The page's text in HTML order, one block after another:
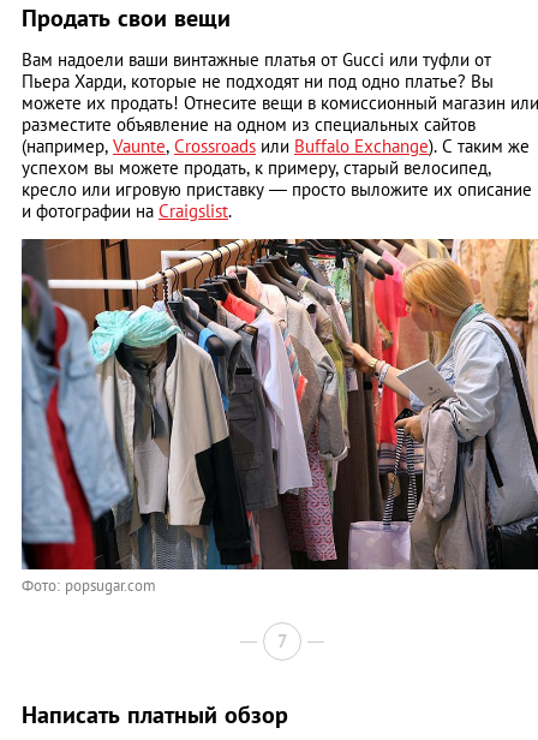
Продать свои вещи
Вам надоели ваши винтажные платья от Gucci или туфли от
Пьера Харди, которые не подходят ни под одно платье? Вы
можете их продать! Отнесите вещи в комиссионный магазин или
разместите объявление на одном из специальных сайтов
(например, Vaunte, Crossroads или Buffalo Exchange). С таким же
успехом вы можете продать, к примеру, старый велосипед,
кресло или игровую приставку — просто выложите их описание
и фотографии на Craigslist.
Фото: popsugar.com
7
Написать платный обзор